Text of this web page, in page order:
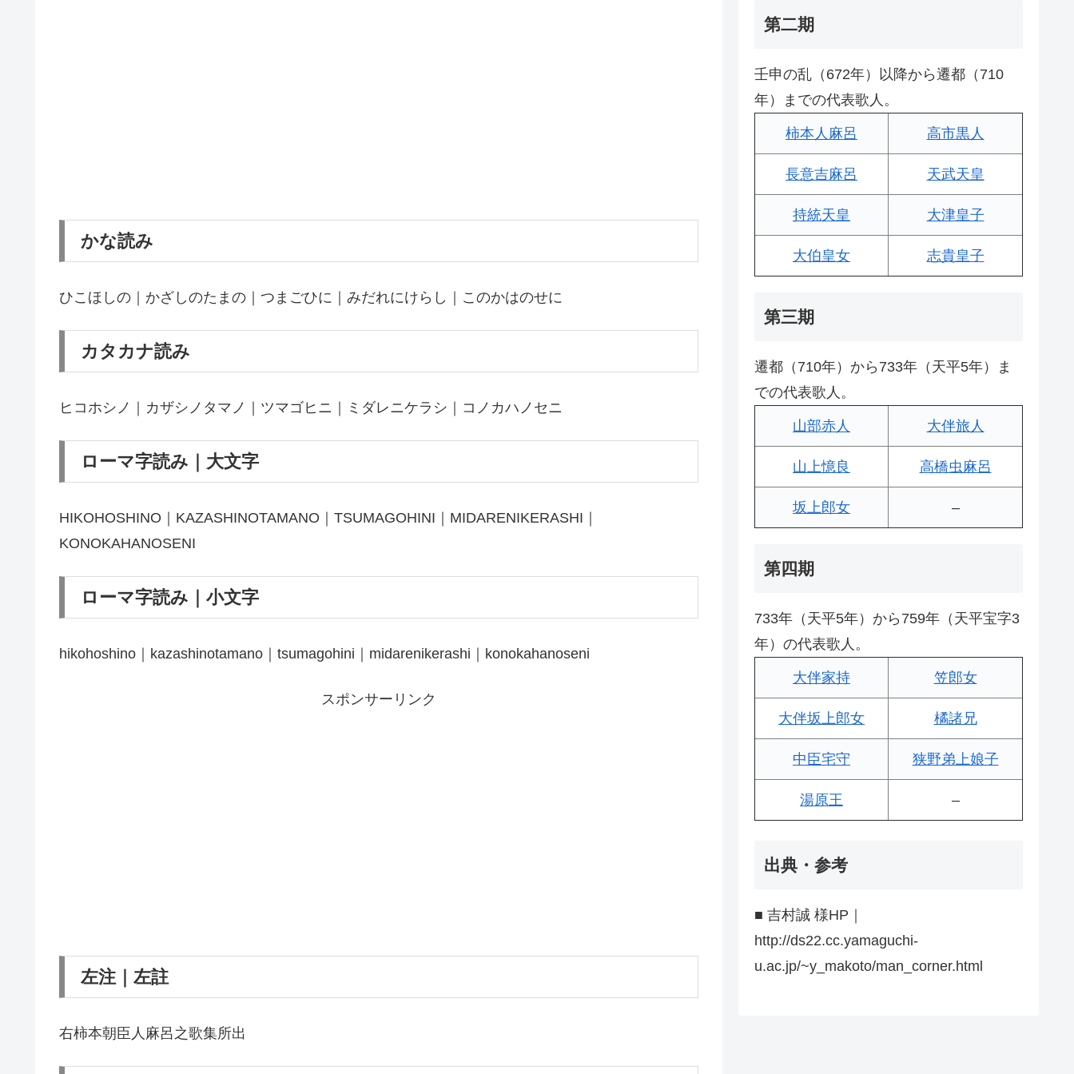
かな読み
ひこほしの｜かざしのたまの｜つまごひに｜みだれにけらし｜このかはのせに
カタカナ読み
ヒコホシノ｜カザシノタマノ｜ツマゴヒニ｜ミダレニケラシ｜コノカハノセニ
ローマ字読み｜大文字
HIKOHOSHINO｜KAZASHINOTAMANO｜TSUMAGOHINI｜MIDARENIKERASHI｜
KONOKAHANOSENI
ローマ字読み｜小文字
hikohoshino｜kazashinotamano｜tsumagohini｜midarenikerashi｜konokahanoseni
スポンサーリンク
左注｜左註
右柿本朝臣人麻呂之歌集所出
第二期
壬申の乱（672年）以降から遷都（710
年）までの代表歌人。
柿本人麻呂 高市黒人
長意吉麻呂 天武天皇
持統天皇 大津皇子
大伯皇女 志貴皇子
第三期
遷都（710年）から733年（天平5年）ま
での代表歌人。
山部赤人 大伴旅人
山上憶良 高橋虫麻呂
坂上郎女 –
第四期
733年（天平5年）から759年（天平宝字3
年）の代表歌人。
大伴家持 笠郎女
大伴坂上郎女 橘諸兄
中臣宅守 狭野弟上娘子
湯原王 –
出典・参考
■ 吉村誠 様HP｜
http://ds22.cc.yamaguchi-
u.ac.jp/~y_makoto/man_corner.html